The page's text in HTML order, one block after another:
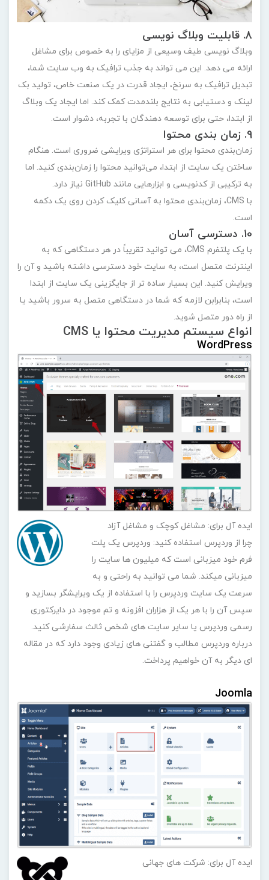
8. قابلیت وبلاگ نویسی
وبلاگ نویسی طیف وسیعی از مزایای را به خصوص برای مشاغل
ارائه می دهد. این می تواند به جذب ترافیک به وب سایت شما،
تبدیل ترافیک به سرنخ، ایجاد قدرت در یک صنعت خاص، تولید بک
لینک و دستیابی به نتایج بلندمدت کمک کند. اما ایجاد یک وبلاگ
از ابتدا، حتی برای توسعه دهندگان با تجربه، دشوار است.
9. زمان بندی محتوا
زمان‌بندی محتوا برای هر استراتژی ویرایشی ضروری است. هنگام
ساختن یک سایت از ابتدا، می‌توانید محتوا را زمان‌بندی کنید. اما
به ترکیبی از کدنویسی و ابزارهایی مانند GitHub نیاز دارد.
با CMS، زمان‌بندی محتوا به آسانی کلیک کردن روی یک دکمه
است.
10. دسترسی آسان
با یک پلتفرم CMS، می توانید تقریباً در هر دستگاهی که به
اینترنت متصل است، به سایت خود دسترسی داشته باشید و آن را
ویرایش کنید. این بسیار ساده تر از جایگزینی یک سایت از ابتدا
است، بنابرابن لازمه که شما در دستگاهی متصل به سرور باشید یا
از راه دور متصل شوید.
انواع سیستم مدیریت محتوا یا CMS
WordPress
ایده آل برای: مشاغل کوچک و مشاغل آزاد
چرا از وردپرس استفاده کنید: وردپرس یک پلت
فرم خود میزبانی است که میلیون ها سایت را
میزبانی میکند. شما می توانید به راحتی و به
سرعت یک سایت وردپرس را با استفاده از یک ویرایشگر بسازید و
سپس آن را با هر یک از هزاران افزونه و تم موجود در دایرکتوری
رسمی وردپرس یا سایر سایت های شخص ثالث سفارشی کنید.
درباره وردپرس مطالب و گفتنی های زیادی وجود دارد که در مقاله
ای دیگر به آن خواهیم پرداخت.
Joomla
ایده آل برای: شرکت های جهانی